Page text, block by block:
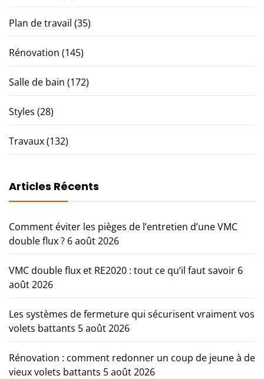
Plan de travail (35)
Rénovation (145)
Salle de bain (172)
Styles (28)
Travaux(132)
Articles Récents
Comment éviter les pièges de l’entretien d’une VMC
double flux ? 6 août 2026
VMC double flux et RE2020 : tout ce qu’il faut savoir 6
août 2026
Les systèmes de fermeture qui sécurisent vraiment vos
volets battants 5 août 2026
Rénovation : comment redonner un coup de jeune à de
vieux volets battants 5 août 2026